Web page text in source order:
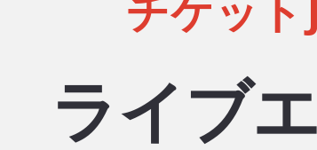
チケット
ライブ